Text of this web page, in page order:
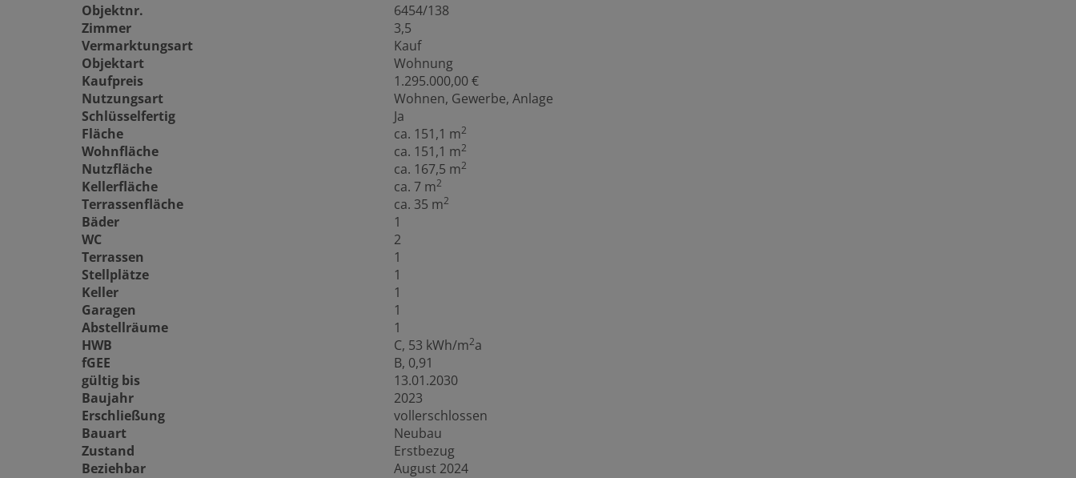
Objektnr.
6454/138
Zimmer
3,5
Vermarktungsart
Kauf
Objektart
Wohnung
Kaufpreis
1.295.000,00 €
Nutzungsart
Wohnen Gewerbe Anlage
Schlüsselfertig
Ja
Fläche
ca. 151,1 m2
Wohnfläche ca. 151,1 m2
Nutzfläche ca. 167,5 m2
Kellerfläche ca. 7 m2
Terrassenfläche ca. 35 m2
Bäder
1
WC
2
Terrassen
1
Stellplätze
1
Keller
1
Garagen
1
Abstellräume
1
HWB
C, 53 kWh/m2a
fGEE
B, 0,91
gültig bis
13.01.2030
Baujahr
2023
Erschließung
vollerschlossen
Bauart
Neubau
Zustand
Erstbezug
Beziehbar
August 2024